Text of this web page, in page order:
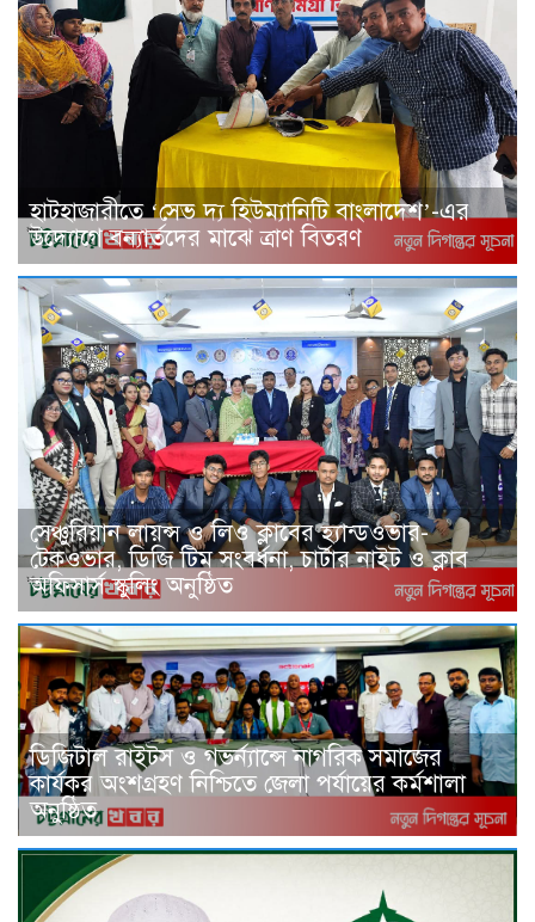
হাটহাজারীতে ‘সেভ দ্য হিউম্যানিটি বাংলাদেশ’-এর
উদ্যোগে বন্যার্তদের মাঝে ত্রাণ বিতরণ
সেঞ্চুরিয়ান লায়ন্স ও লিও ক্লাবের হ্যান্ডওভার-
টেকওভার, ডিজি টিম সংবর্ধনা, চার্টার নাইট ও ক্লাব
অফিসার্স স্কুলিং অনুষ্ঠিত
ডিজিটাল রাইটস ও গভর্ন্যান্সে নাগরিক সমাজের
কার্যকর অংশগ্রহণ নিশ্চিতে জেলা পর্যায়ের কর্মশালা
অনুষ্ঠিত